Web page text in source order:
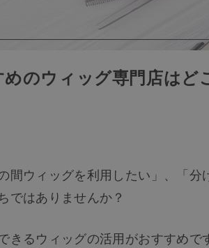
めのウィッグ専門店はど
間ウィッグを利用したい」、「分
ではありませんか？
るウィッグの活用がおすすめで